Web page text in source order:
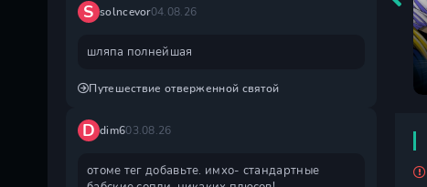
S solncevor04.08.26
шляпа полнейшая
Путешествие отверженной святой
D dim603.08.26
отоме тег добавьте. имхо- стандартные